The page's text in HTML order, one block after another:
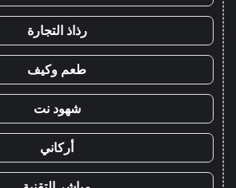
رذاذ التجارة
طعم وكيف
شهود نت
أركاني